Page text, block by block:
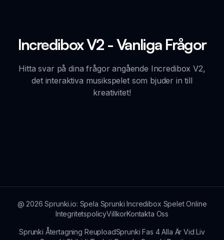
Incredibox V2 - Vanliga Frågor
Hitta svar på dina frågor angående Incredibox V2,
det interaktiva musikspelet som bjuder in till
kreativitet!
@ 2026 Sprunki.io: Spela Sprunki Incredibox Spelet Online
IntegritetspolicyVillkorKontakta Oss
Sprunki Återtagning ReuploadSprunki Fas 4 Alla Är Vid Liv